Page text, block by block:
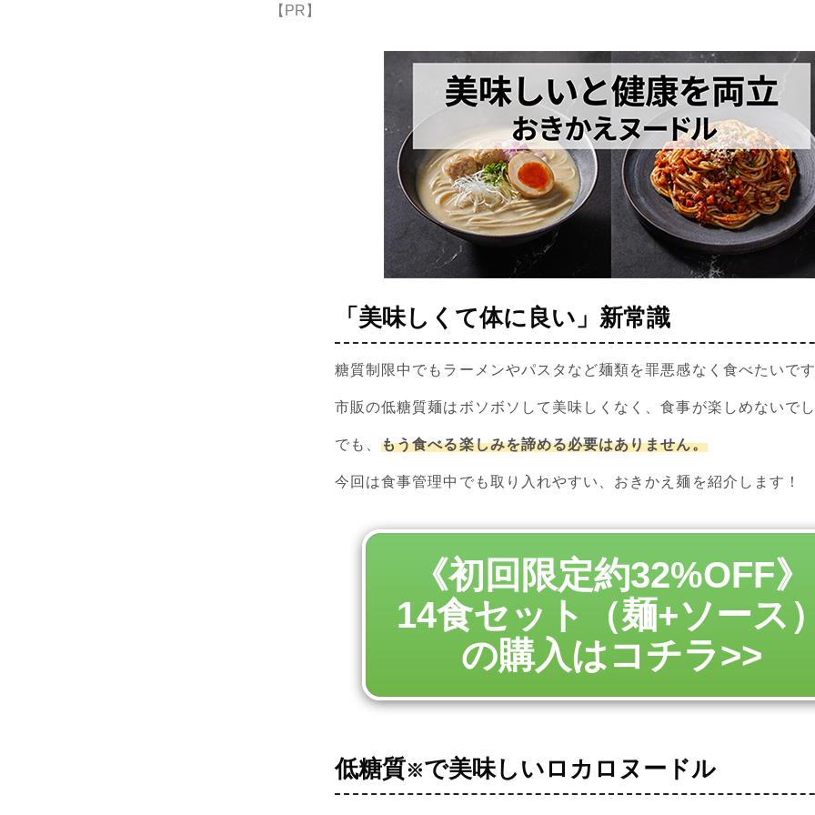
【PR】
「美味しくて体に良い」新常識
糖質制限中でもラーメンやパスタなど麺類を罪悪感なく食べたいで
市販の低糖質麺はボソボソして美味しくなく、食事が楽しめないで
でも、もう食べる楽しみを諦める必要はありません。
今回は食事管理中でも取り入れやすい、おきかえ麺を紹介します！
《初回限定約32%OFF》
14食セット（麺+ソース
の購入はコチラ>>
低糖質※で美味しいロカロヌードル